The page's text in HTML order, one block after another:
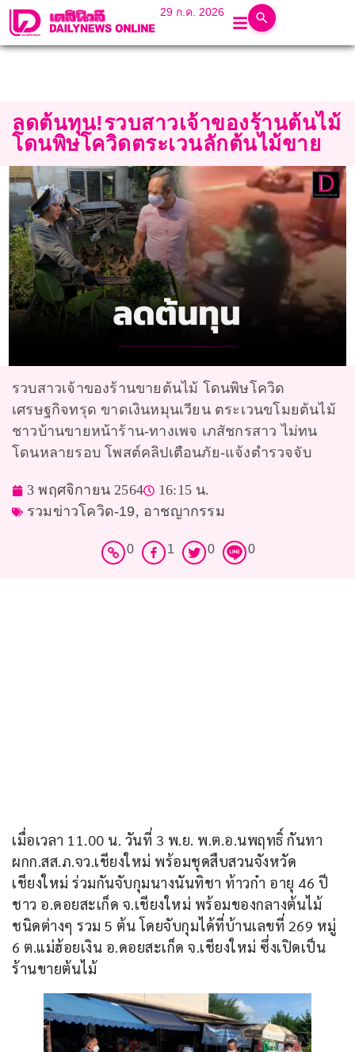
29 ก.ค. 2026
ลดต้นทุน!รวบสาวเจ้าของร้านต้นไม้
โดนพิษโควิดตระเวนลักต้นไม้ขาย
รวบสาวเจ้าของร้านขายต้นไม้ โดนพิษโควิด
เศรษฐกิจทรุด ขาดเงินหมุนเวียน ตระเวนขโมยต้นไม้
ชาวบ้านขายหน้าร้าน-ทางเพจ เภสัชกรสาว ไม่ทน
โดนหลายรอบ โพสต์คลิปเตือนภัย-แจ้งตำรวจจับ
3 พฤศจิกายน 2564
16:15 น.
รวมข่าวโควิด-19, อาชญากรรม
0 1 0 0
เมื่อเวลา 11.00 น. วันที่ 3 พ.ย. พ.ต.อ.นพฤทธิ์ กันทา
ผกก.สส.ภ.จว.เชียงใหม่ พร้อมชุดสืบสวนจังหวัด
เชียงใหม่ ร่วมกันจับกุมนางนันทิชา ท้าวก๋า อายุ 46 ปี
ชาว อ.ดอยสะเก็ด จ.เชียงใหม่ พร้อมของกลางต้นไม้
ชนิดต่างๆ รวม 5 ต้น โดยจับกุมได้ที่บ้านเลขที่ 269 หมู่
6 ต.แม่ฮ้อยเงิน อ.ดอยสะเก็ด จ.เชียงใหม่ ซึ่งเปิดเป็น
ร้านขายต้นไม้